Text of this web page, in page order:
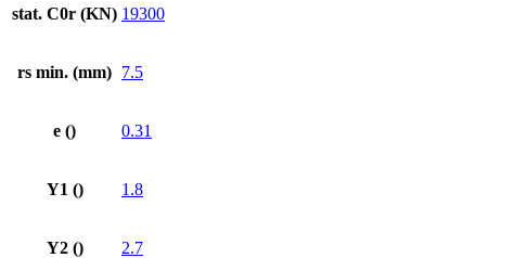
stat. C0r (KN) 19300
rs min. (mm) 7.5
e () 0.31
Y1 () 1.8
Y2 () 2.7